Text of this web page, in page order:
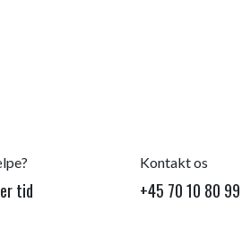
tid
Kontakt os
+45 70 10 80 99